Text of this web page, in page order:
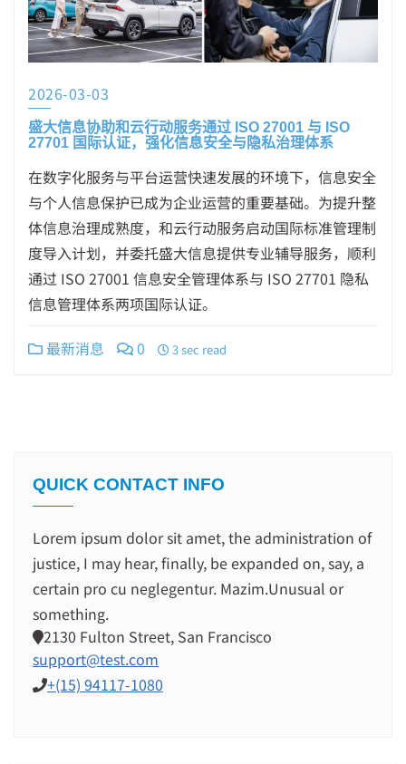
2026-03-03
盛大信息协助和云行动服务通过 ISO 27001 与 ISO
27701 国际认证，强化信息安全与隐私治理体系
在数字化服务与平台运营快速发展的环境下，信息安全
与个人信息保护已成为企业运营的重要基础。为提升整
体信息治理成熟度，和云行动服务启动国际标准管理制
度导入计划，并委托盛大信息提供专业辅导服务，顺利
通过 ISO 27001 信息安全管理体系与 ISO 27701 隐私
信息管理体系两项国际认证。
最新消息 0 3 sec read
QUICK CONTACT INFO
Lorem ipsum dolor sit amet, the administration of
justice, I may hear, finally, be expanded on, say, a
certain pro cu neglegentur. Mazim.Unusual or
something.
2130 Fulton Street, San Francisco
support@test.com
+(15) 94117-1080